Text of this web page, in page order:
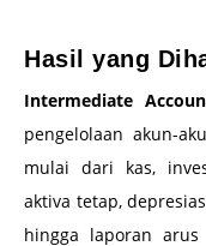
Hasil yang
Intermediate
pengelolaan akun-
mulai dari kas,
aktiva tetap,
hingga laporan